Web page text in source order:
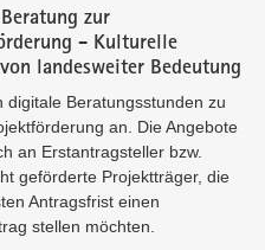
zur
- Kulturelle
landesweiter Bedeutung
digitale Beratungsstunden zu
an. Die Angebote
an Erstantragsteller bzw.
geförderte Projektträger, die
Antragsfrist einen
stellen möchten.